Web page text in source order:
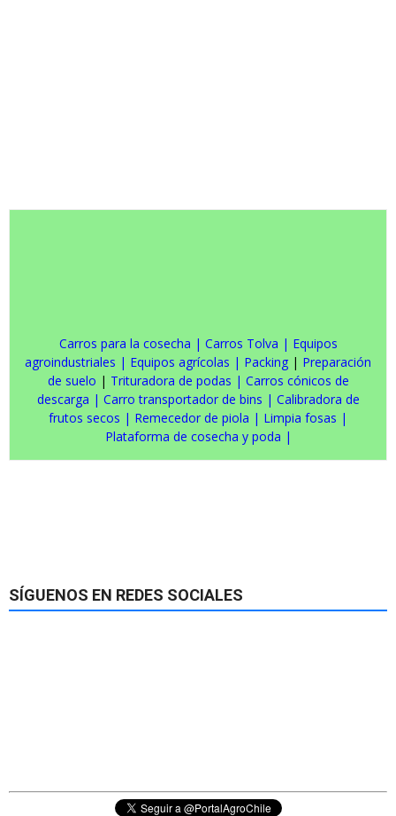
Carros para la cosecha | Carros Tolva | Equipos
agroindustriales | Equipos agrícolas | Packing | Preparación
de suelo | Trituradora de podas | Carros cónicos de
descarga | Carro transportador de bins | Calibradora de
frutos secos | Remecedor de piola | Limpia fosas |
Plataforma de cosecha y poda |
SÍGUENOS EN REDES SOCIALES